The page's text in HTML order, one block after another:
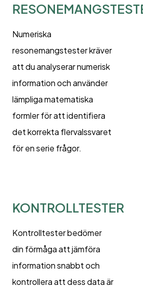
Numeriska
resonemangstester kräver
att du analyserar numerisk
information och använder
lämpliga matematiska
formler för att identifiera
det korrekta flervalssvaret
för en serie frågor.
KONTROLLTESTER
Kontrolltester bedömer
din förmåga att jämföra
information snabbt och
kontrollera att dess data är